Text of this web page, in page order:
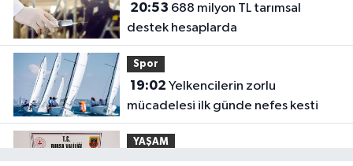
20:53
destek hesaplarda
Spor
19:02
mücadelesi ilk günde nefes kesti
YAŞAM